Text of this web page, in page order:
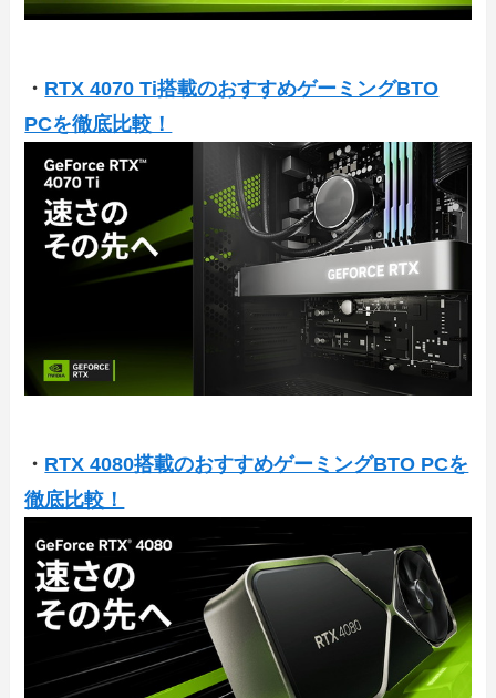
・ RTX 4070 Ti搭載のおすすめゲーミングBTO
PCを徹底比較！
・ RTX 4080搭載のおすすめゲーミングBTO PCを
徹底比較！